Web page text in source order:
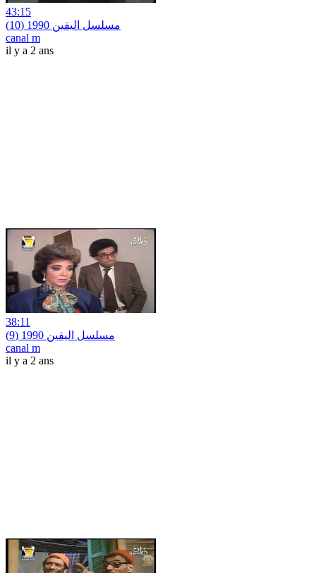
43:15
مسلسل اليقين 1990 (10)
canal m
il y a 2 ans
38:11
مسلسل اليقين 1990 (9)
canal m
il y a 2 ans